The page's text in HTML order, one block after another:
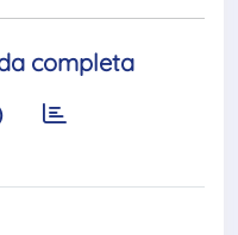
completa